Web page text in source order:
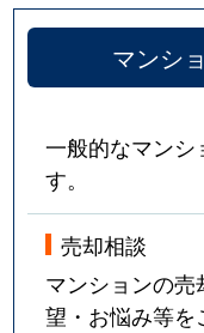
マンシ
一般的なマンシ
す。
売却相談
マンションの
望・お悩み等を